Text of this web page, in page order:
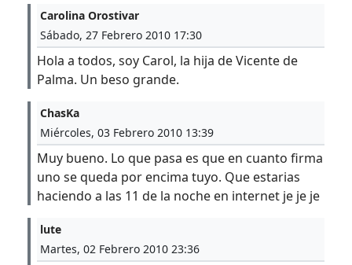
Carolina Orostivar
Sábado, 27 Febrero 2010 17:30
Hola a todos, soy Carol, la hija de Vicente de
Palma. Un beso grande.
ChasKa
Miércoles, 03 Febrero 2010 13:39
Muy bueno. Lo que pasa es que en cuanto firma
uno se queda por encima tuyo. Que estarias
haciendo a las 11 de la noche en internet je je je
lute
Martes, 02 Febrero 2010 23:36